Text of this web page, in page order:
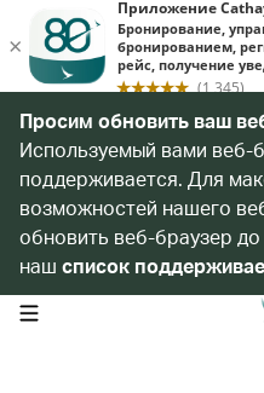
Просим обновить ваш
Используемый вами веб-
поддерживается. Для
возможностей нашего
обновить веб-браузер
наш список
open navigation menu